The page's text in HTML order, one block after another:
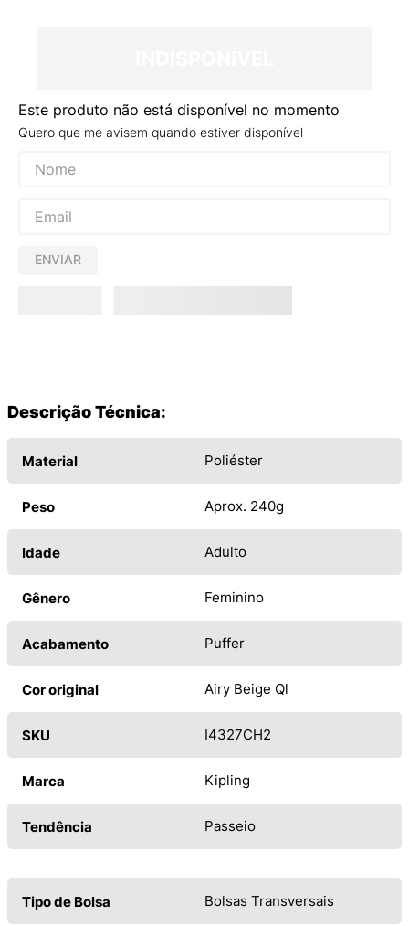
Este produto não está disponível no momento
Quero que me avisem quando estiver disponível
ENVIAR
Descrição Técnica:
Material Poliéster
Peso Aprox. 240g
Idade Adulto
Gênero Feminino
Acabamento Puffer
Cor original Airy Beige Ql
SKU I4327CH2
Marca Kipling
Tendência Passeio
Tipo de Bolsa Bolsas Transversais